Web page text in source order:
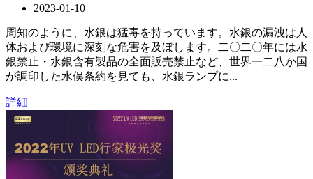
2023-01-10
周知のように、水銀は猛毒を持っています。水銀の漏洩は人
体および環境に深刻な危害を及ぼします。二〇二〇年には水
銀禁止・水銀含有製品の全面販売禁止など、世界一二八か国
が調印した水俣条約を見ても、水銀ランプに...
詳細